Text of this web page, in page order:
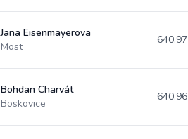
Jana Eisenmayerova
Most
640.97
Bohdan Charvát
Boskovice
640.96